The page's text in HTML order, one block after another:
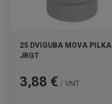
25 DVIGUBA MOVA PILKA
JRGT
Kaina
3,88 € / VNT